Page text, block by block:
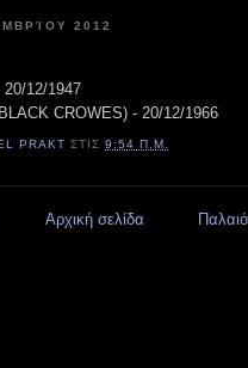
2012
12/1947
CROWES) - 20/12/1966
PRAKT ΣΤΙΣ9:54 Π.Μ.
Αρχική σελίδα